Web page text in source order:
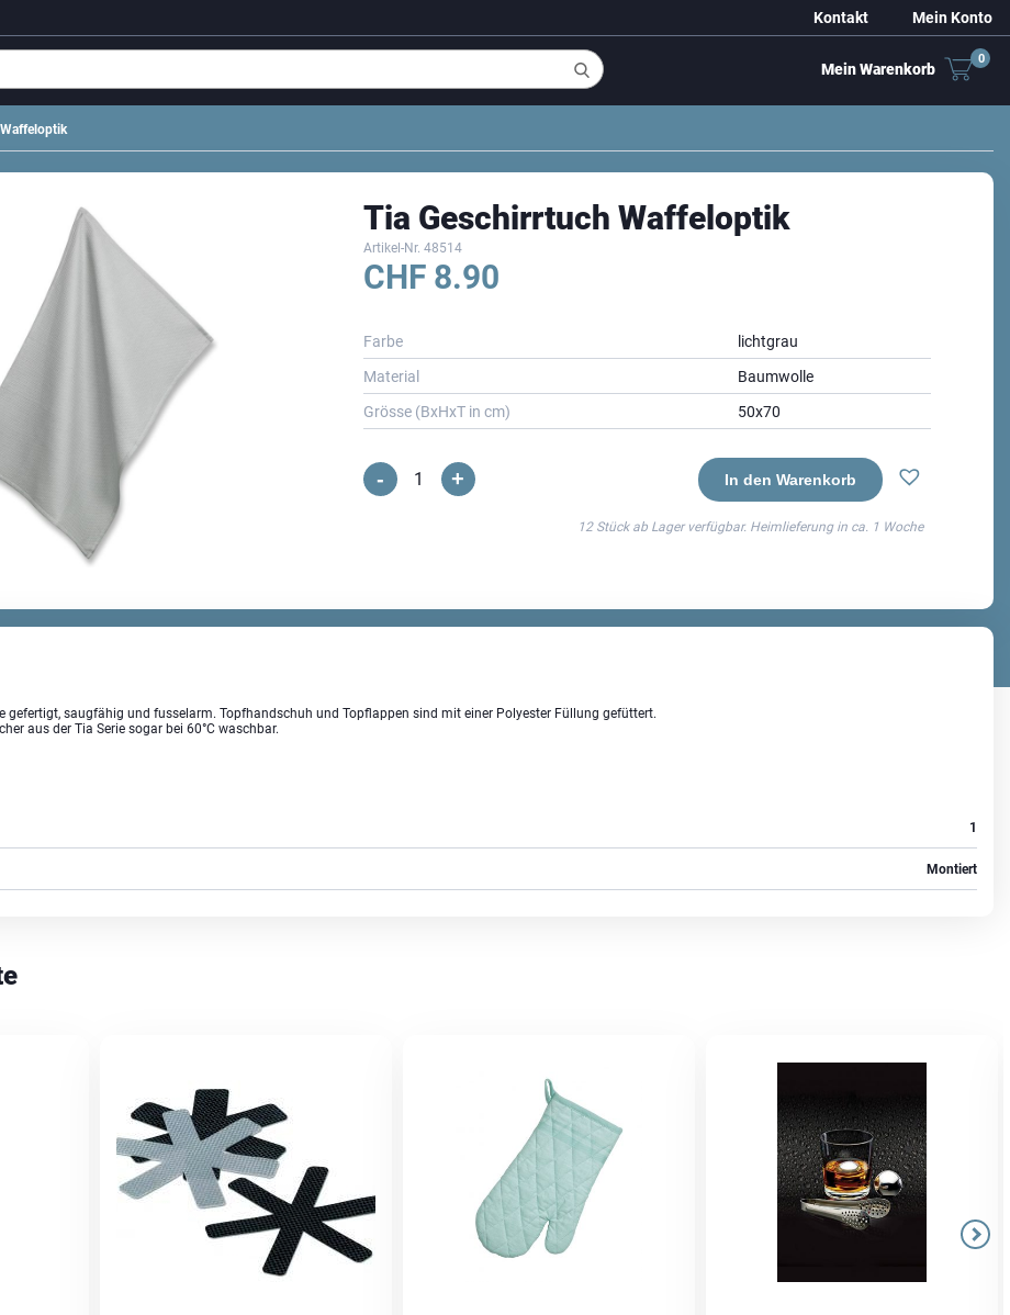
Kontakt Mein Konto
Mein Warenkorb
0
Tia Geschirrtuch Waffeloptik
Artikel-Nr. 48514
CHF8.90
Farbe
lichtgrau
Material
Baumwolle
Grösse (BxHxT in cm)
50x70
-
Tia
+ In den Warenkorb
12 Stück ab Lager verfügbar. Heimlieferung in ca. 1 Woche
gefertigt, saugfähig und fusselarm. Topfhandschuh und Topflappen sind mit einer Polyester Füllung gefüttert.
aus der Tia Serie sogar bei 60°C waschbar.
1
Montiert